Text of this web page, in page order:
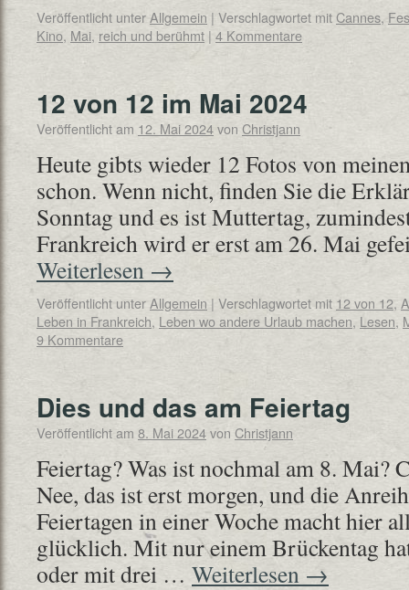
Veröffentlicht unterAllgemein | Verschlagwortet mitCannes,
Kino, Mai, reich und berühmt | 4 Kommentare
12 von 12 im Mai 2024
Veröffentlicht am 12. Mai 2024von Christjann
Heute gibts wieder 12 Fotos von
schon. Wenn nicht, finden Sie die
Sonntag und es ist Muttertag,
Frankreich wird er erst am 26. Mai
Weiterlesen →
Veröffentlicht unterAllgemein | Verschlagwortet mit 12 von 12,
Leben in Frankreich, Leben wo andere Urlaub machen, Lesen,
9 Kommentare
Dies und das am Feiertag
Veröffentlicht am 8. Mai 2024von Christjann
Feiertag? Was ist nochmal am 8. Mai?
Nee, das ist erst morgen, und die
Feiertagen in einer Woche macht hier
glücklich. Mit nur einem Brückentag
oder mit drei … Weiterlesen →